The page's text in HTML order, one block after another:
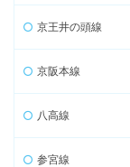
京王井の頭線
京阪本線
八高線
参宮線